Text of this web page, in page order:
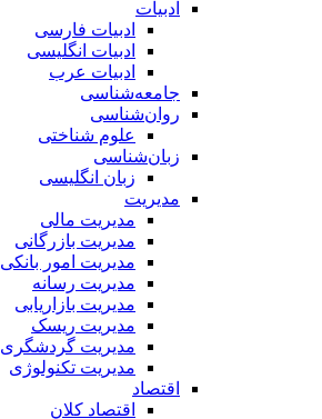
ادبیات
ادبیات فارسی
ادبیات انگلیسی
ادبیات عرب
جامعه‌شناسی
روان‌شناسی
علوم شناختی
زبان‌شناسی
زبان انگلیسی
مدیریت
مدیریت مالی
مدیریت بازرگانی
مدیریت امور بانکی
مدیریت رسانه
مدیریت بازاریابی
مدیریت ریسک
مدیریت گردشگری
مدیریت تکنولوژی
اقتصاد
اقتصاد کلان